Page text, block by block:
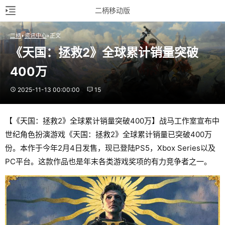
二柄移动版
二柄 资讯中心 正文
《天国：拯救2》全球累计销量突破
400万
2025-11-13 00:00:00 15
【《天国：拯救2》全球累计销量突破400万】战马工作室宣布中
世纪角色扮演游戏《天国：拯救2》全球累计销量已突破400万
份。本作于今年2月4日发售，现已登陆PS5，Xbox Series以及
PC平台。这款作品也是年末各类游戏奖项的有力竞争者之一。